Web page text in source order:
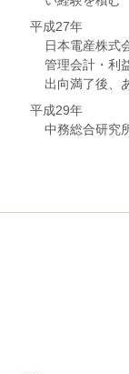
平成27年
日本電産株式
管理会計・利
出向満了後、
平成29年
中務総合研究